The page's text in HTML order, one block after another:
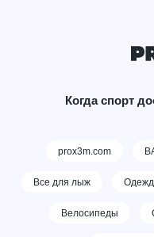
Когда спорт
prox3m.com
Все для лыж
Велосипеды